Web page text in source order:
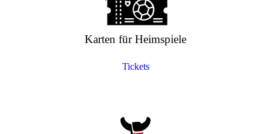
Karten für Heimspiele
Tickets